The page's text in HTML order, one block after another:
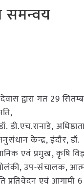
समन्वय
द्वारा गत 29
डी.एच.रानाडे,
केन्द्र, इंदौर, डॉ.
एवं प्रमुख, कृषि
उप-संचालक,
प्रतिवेदन एवं आगामी